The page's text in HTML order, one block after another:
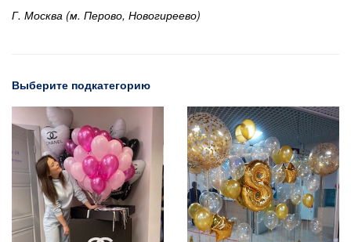
Г. Москва (м. Перово, Новогиреево)
Выберите подкатегорию